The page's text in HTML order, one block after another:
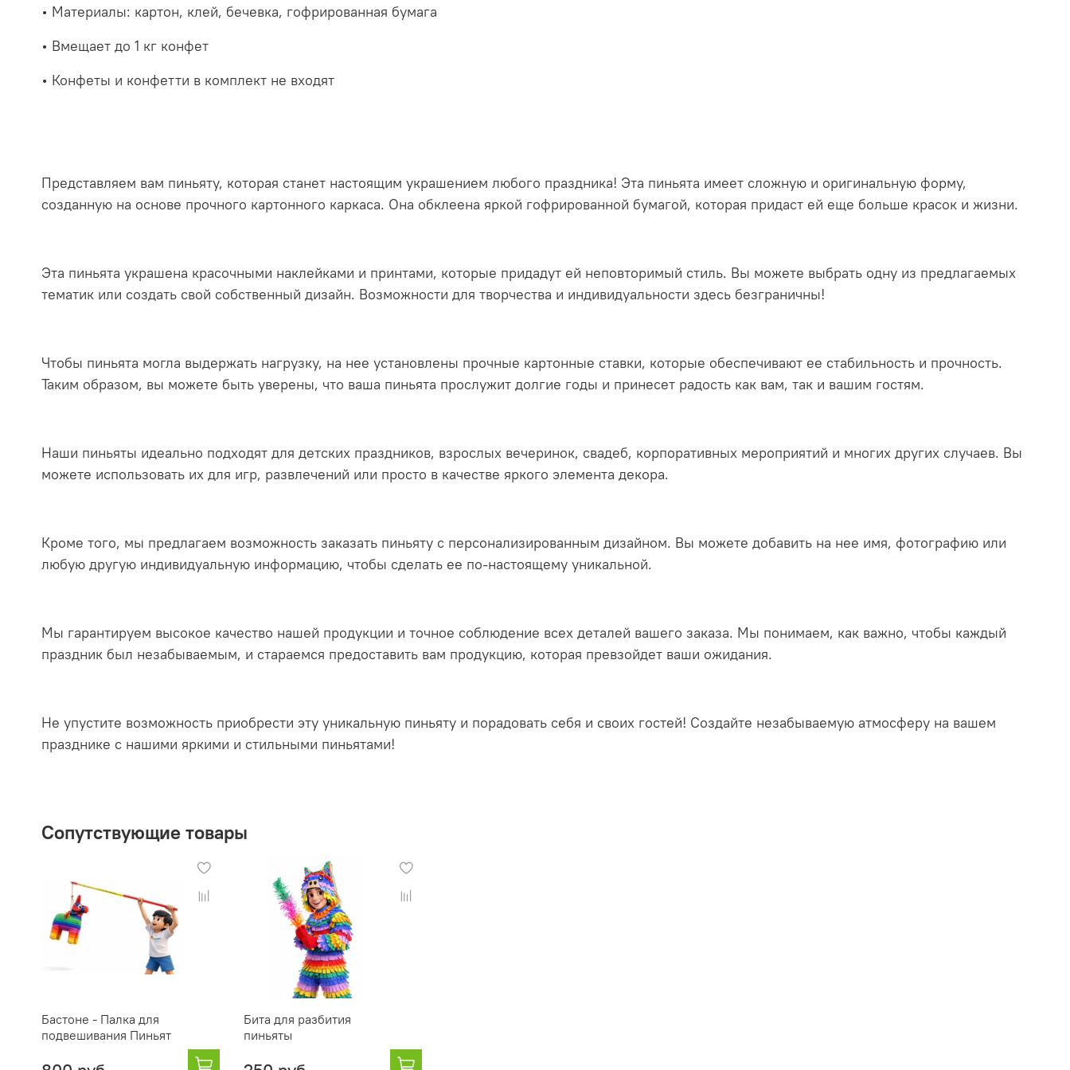
• Материалы: картон, клей, бечевка, гофрированная бумага
• Вмещает до 1 кг конфет
• Конфеты и конфетти в комплект не входят
Представляем вам пиньяту, которая станет настоящим украшением любого праздника! Эта пиньята имеет сложную и оригинальную форму,
созданную на основе прочного картонного каркаса. Она обклеена яркой гофрированной бумагой, которая придаст ей еще больше красок и жизни.
Эта пиньята украшена красочными наклейками и принтами, которые придадут ей неповторимый стиль. Вы можете выбрать одну из предлагаемых
тематик или создать свой собственный дизайн. Возможности для творчества и индивидуальности здесь безграничны!
Чтобы пиньята могла выдержать нагрузку, на нее установлены прочные картонные ставки, которые обеспечивают ее стабильность и прочность.
Таким образом, вы можете быть уверены, что ваша пиньята прослужит долгие годы и принесет радость как вам, так и вашим гостям.
Наши пиньяты идеально подходят для детских праздников, взрослых вечеринок, свадеб, корпоративных мероприятий и многих других случаев. Вы
можете использовать их для игр, развлечений или просто в качестве яркого элемента декора.
Кроме того, мы предлагаем возможность заказать пиньяту с персонализированным дизайном. Вы можете добавить на нее имя, фотографию или
любую другую индивидуальную информацию, чтобы сделать ее по-настоящему уникальной.
Мы гарантируем высокое качество нашей продукции и точное соблюдение всех деталей вашего заказа. Мы понимаем, как важно, чтобы каждый
праздник был незабываемым, и стараемся предоставить вам продукцию, которая превзойдет ваши ожидания.
Не упустите возможность приобрести эту уникальную пиньяту и порадовать себя и своих гостей! Создайте незабываемую атмосферу на вашем
празднике с нашими яркими и стильными пиньятами!
Сопутствующие товары
Бастоне - Палка для
подвешивания Пиньят
Бита для разбития
пиньяты